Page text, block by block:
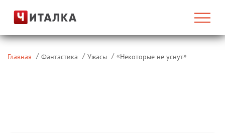
Главная Фантастика Ужасы «Некоторые не уснут»